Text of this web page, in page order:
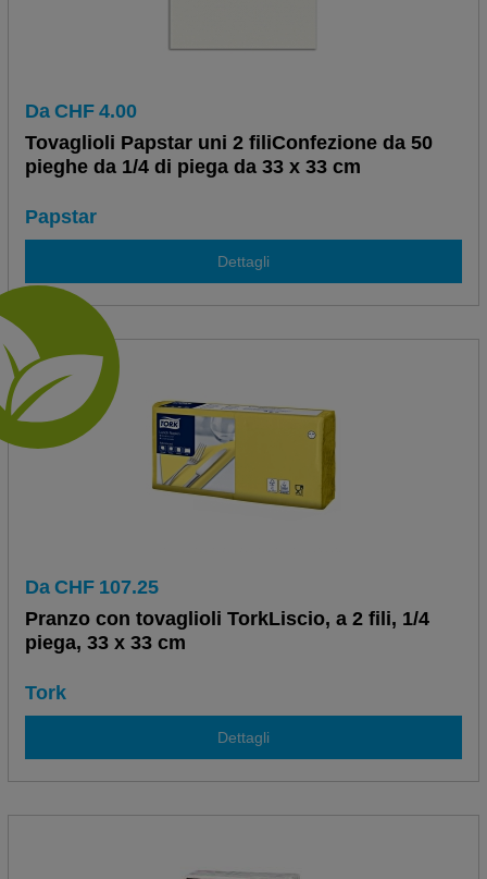
Da CHF 4.00
Tovaglioli Papstar uni 2 filiConfezione da 50
pieghe da 1/4 di piega da 33 x 33 cm
Papstar
Dettagli
Da CHF 107.25
Pranzo con tovaglioli TorkLiscio, a 2 fili, 1/4
piega, 33 x 33 cm
Tork
Dettagli